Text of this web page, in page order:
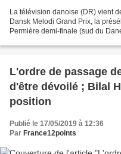
La télévision danoise (DR) vient
Dansk Melodi Grand Prix, la
Permière demi-finale (sud du
L'ordre de passage
d'être dévoilé ; Bilal
position
Publié le 17/05/2019 à 12:36
Par France12points